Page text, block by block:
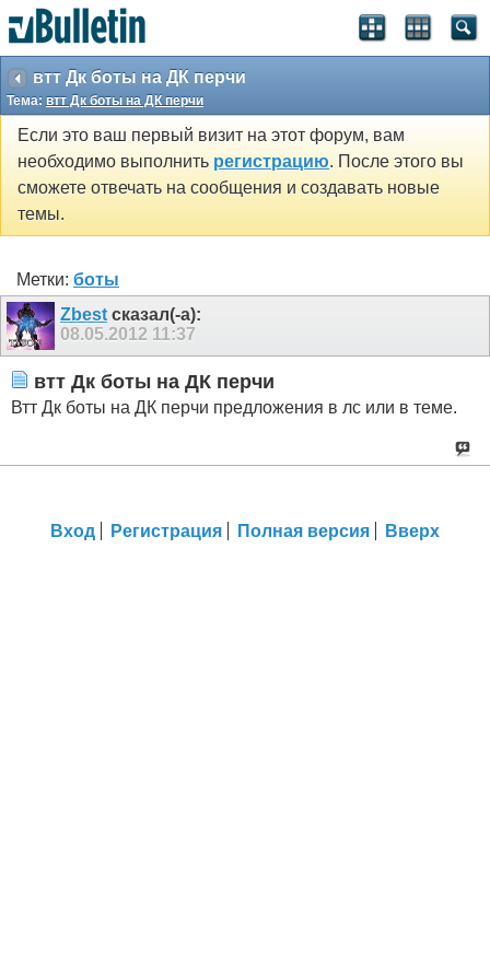
втт Дк боты на ДК перчи
Тема: втт Дк боты на ДК перчи
Если это ваш первый визит на этот форум, вам
необходимо выполнить регистрацию. После этого вы
сможете отвечать на сообщения и создавать новые
темы.
Метки: боты
Zbest сказал(-а):
08.05.2012 11:37
втт Дк боты на ДК перчи
Втт Дк боты на ДК перчи предложения в лс или в теме.
Вход Регистрация Полная версия Вверх